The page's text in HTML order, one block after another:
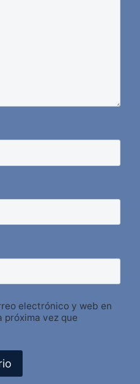
electrónico y web en
próxima vez que